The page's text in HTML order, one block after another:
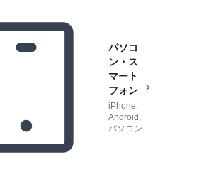
パソコ
ン・ス
マート
フォン
iPhone,
Android,
パソコン